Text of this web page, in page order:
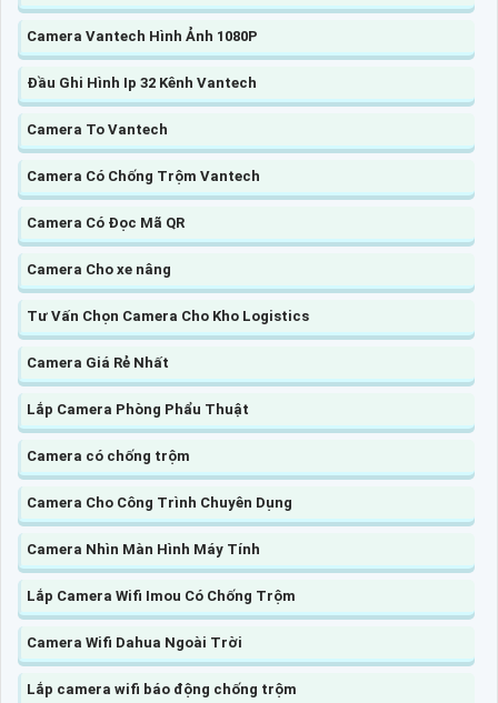
Camera Vantech Hình Ảnh 1080P
Đầu Ghi Hình Ip 32 Kênh Vantech
Camera To Vantech
Camera Có Chống Trộm Vantech
Camera Có Đọc Mã QR
Camera Cho xe nâng
Tư Vấn Chọn Camera Cho Kho Logistics
Camera Giá Rẻ Nhất
Lắp Camera Phòng Phẩu Thuật
Camera có chống trộm
Camera Cho Công Trình Chuyên Dụng
Camera Nhìn Màn Hình Máy Tính
Lắp Camera Wifi Imou Có Chống Trộm
Camera Wifi Dahua Ngoài Trời
Lắp camera wifi báo động chống trộm